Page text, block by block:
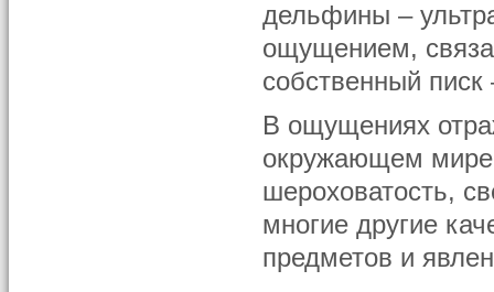
дельфины –
ощущением,
собственный писк
В ощущениях
окружающем мире:
шероховатость,
многие другие
предметов и